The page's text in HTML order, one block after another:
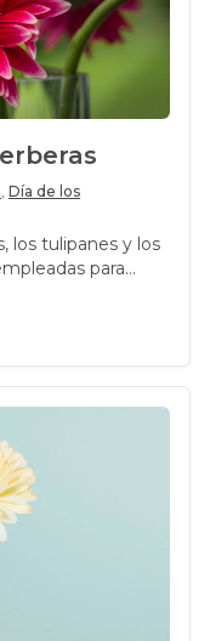
Día de los
los tulipanes y los
para